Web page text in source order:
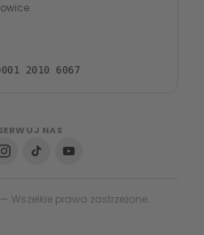
2010 6067
NAS
Wszelkie prawa zastrzeżone.